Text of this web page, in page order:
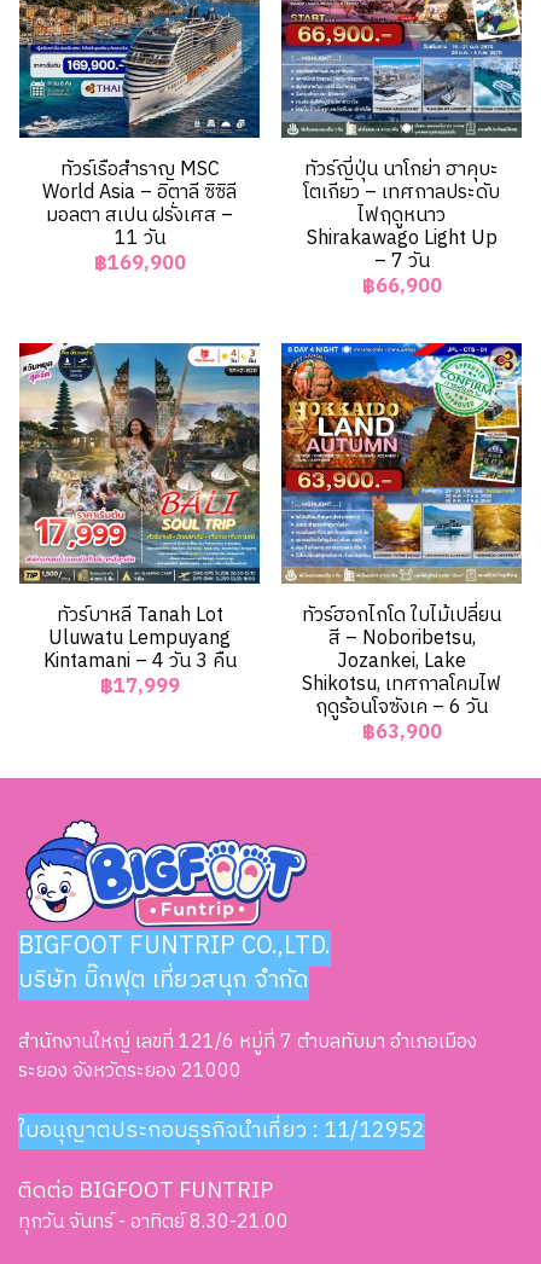
ทัวร์เรือสำราญ MSC
World Asia – อิตาลี ซิซิลี
มอลตา สเปน ฝรั่งเศส –
11 วัน
฿169,900
ทัวร์ญี่ปุ่น นาโกย่า ฮาคุบะ
โตเกียว – เทศกาลประดับ
ไฟฤดูหนาว
Shirakawago Light Up
– 7 วัน
฿66,900
ทัวร์บาหลี Tanah Lot
Uluwatu Lempuyang
Kintamani – 4 วัน 3 คืน
฿17,999
ทัวร์ฮอกไกโด ใบไม้เปลี่ยน
สี – Noboribetsu,
Jozankei, Lake
Shikotsu, เทศกาลโคมไฟ
ฤดูร้อนโจซังเค – 6 วัน
฿63,900
BIGFOOT FUNTRIP CO.,LTD.
บริษัท บิ๊กฟุต เที่ยวสนุก จำกัด
สำนักงานใหญ่ เลขที่ 121/6 หมู่ที่ 7 ตำบลทับมา อำเภอเมือง
ระยอง จังหวัดระยอง 21000
ใบอนุญาตประกอบธุรกิจนำเที่ยว : 11/12952
ติดต่อ BIGFOOT FUNTRIP
ทุกวัน จันทร์ - อาทิตย์ 8.30-21.00